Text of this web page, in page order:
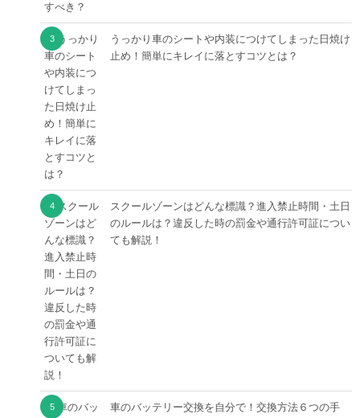
うっかり車のシートや内装につけてしまった日焼け
止め！簡単にキレイに落とすコツとは？
スクールゾーンはどんな標識？進入禁止時間・土日
のルールは？違反した時の罰金や通行許可証につい
ても解説！
車のバッテリー交換を自分で！交換方法６つの手